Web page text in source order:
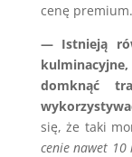
cenę premium.
— Istnieją
domknąć
się, że taki
cenie nawet 10